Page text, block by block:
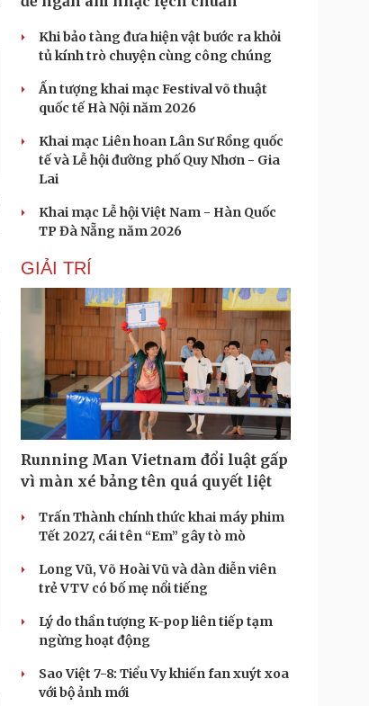
Khi bảo tàng đưa hiện vật bước ra khỏi
tủ kính trò chuyện cùng công chúng
Ấn tượng khai mạc Festival võ thuật
quốc tế Hà Nội năm 2026
Khai mạc Liên hoan Lân Sư Rồng quốc
tế và Lễ hội đường phố Quy Nhơn - Gia
Lai
Khai mạc Lễ hội Việt Nam - Hàn Quốc
TP Đà Nẵng năm 2026
GIẢI TRÍ
Running Man Vietnam đổi luật gấp
vì màn xé bảng tên quá quyết liệt
Trấn Thành chính thức khai máy phim
Tết 2027, cái tên “Em” gây tò mò
Long Vũ, Võ Hoài Vũ và dàn diễn viên
trẻ VTV có bố mẹ nổi tiếng
Lý do thần tượng K-pop liên tiếp tạm
ngừng hoạt động
Sao Việt 7-8: Tiểu Vy khiến fan xuýt xoa
với bộ ảnh mới